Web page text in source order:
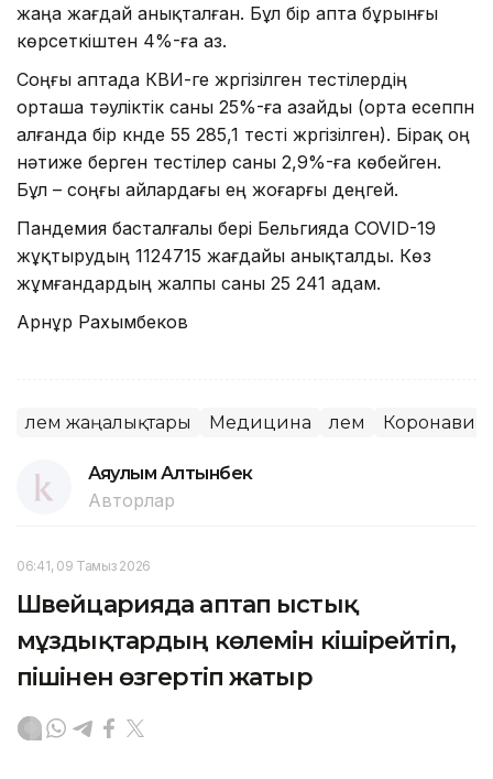
жаңа жағдай анықталған. Бұл бір апта бұрынғы
көрсеткіштен 4%-ға аз.
Соңғы аптада КВИ-ге жүргізілген тестілердің
орташа тәуліктік саны 25%-ға азайды (орта есеппн
алғанда бір күнде 55 285,1 тесті жүргізілген). Бірақ оң
нәтиже берген тестілер саны 2,9%-ға көбейген.
Бұл – соңғы айлардағы ең жоғарғы деңгей.
Пандемия басталғалы бері Бельгияда COVID-19
жұқтырудың 1124715 жағдайы анықталды. Көз
жұмғандардың жалпы саны 25 241 адам.
Арнұр Рахымбеков
Әлем жаңалықтары Медицина Әлем
Аяулым Алтынбек
Авторлар
06:41, 09 Тамыз 2026
Швейцарияда аптап ыстық
мұздықтардың көлемін кішірейтіп,
пішінен өзгертіп жатыр